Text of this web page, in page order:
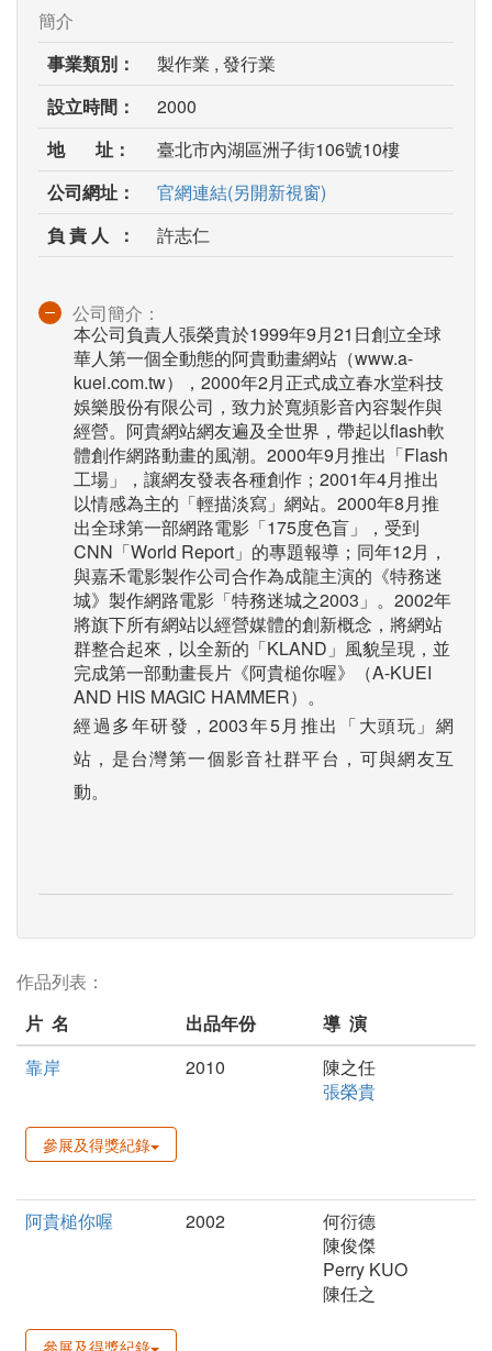
簡介
事業類別：
製作業 , 發行業
設立時間：
2000
地 址：
臺北市內湖區洲子街106號10樓
公司網址：
官網連結(另開新視窗)
負 責 人 ：
許志仁
公司簡介：
本公司負責人張榮貴於1999年9月21日創立全球
華人第一個全動態的阿貴動畫網站（www.a-
kuei.com.tw），2000年2月正式成立春水堂科技
娛樂股份有限公司，致力於寬頻影音內容製作與
經營。阿貴網站網友遍及全世界，帶起以flash軟
體創作網路動畫的風潮。2000年9月推出「Flash
工場」，讓網友發表各種創作；2001年4月推出
以情感為主的「輕描淡寫」網站。2000年8月推
出全球第一部網路電影「175度色盲」，受到
CNN「World Report」的專題報導；同年12月，
與嘉禾電影製作公司合作為成龍主演的《特務迷
城》製作網路電影「特務迷城之2003」。2002年
將旗下所有網站以經營媒體的創新概念，將網站
群整合起來，以全新的「KLAND」風貌呈現，並
完成第一部動畫長片《阿貴槌你喔》（A-KUEI
AND HIS MAGIC HAMMER）。
經過多年研發，2003年5月推出「大頭玩」網
站，是台灣第一個影音社群平台，可與網友互
動。
作品列表：
片 名
出品年份
導 演
靠岸
2010
陳之任
張榮貴
參展及得獎紀錄
阿貴槌你喔 2002
何衍德
陳俊傑
Perry KUO
陳任之